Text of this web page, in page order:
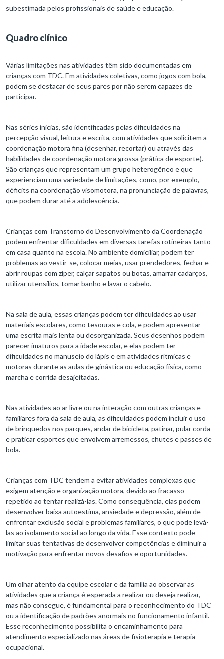
subestimada pelos profissionais de saúde e educação.
Quadro clínico
Várias limitações nas atividades têm sido documentadas em
crianças com TDC. Em atividades coletivas, como jogos com bola,
podem se destacar de seus pares por não serem capazes de
participar.
Nas séries inicias, são identificadas pelas dificuldades na
percepção visual, leitura e escrita, com atividades que solicitem a
coordenação motora fina (desenhar, recortar) ou através das
habilidades de coordenação motora grossa (prática de esporte).
São crianças que representam um grupo heterogêneo e que
experienciam uma variedade de limitações, como, por exemplo,
déficits na coordenação visomotora, na pronunciação de palavras,
que podem durar até a adolescência.
Crianças com Transtorno do Desenvolvimento da Coordenação
podem enfrentar dificuldades em diversas tarefas rotineiras tanto
em casa quanto na escola. No ambiente domiciliar, podem ter
problemas ao vestir-se, colocar meias, usar prendedores, fechar e
abrir roupas com zíper, calçar sapatos ou botas, amarrar cadarços,
utilizar utensílios, tomar banho e lavar o cabelo.
Na sala de aula, essas crianças podem ter dificuldades ao usar
materiais escolares, como tesouras e cola, e podem apresentar
uma escrita mais lenta ou desorganizada. Seus desenhos podem
parecer imaturos para a idade escolar, e elas podem ter
dificuldades no manuseio do lápis e em atividades rítmicas e
motoras durante as aulas de ginástica ou educação física, como
marcha e corrida desajeitadas.
Nas atividades ao ar livre ou na interação com outras crianças e
familiares fora da sala de aula, as dificuldades podem incluir o uso
de brinquedos nos parques, andar de bicicleta, patinar, pular corda
e praticar esportes que envolvem arremessos, chutes e passes de
bola.
Crianças com TDC tendem a evitar atividades complexas que
exigem atenção e organização motora, devido ao fracasso
repetido ao tentar realizá-las. Como consequência, elas podem
desenvolver baixa autoestima, ansiedade e depressão, além de
enfrentar exclusão social e problemas familiares, o que pode levá-
las ao isolamento social ao longo da vida. Esse contexto pode
limitar suas tentativas de desenvolver competências e diminuir a
motivação para enfrentar novos desafios e oportunidades.
Um olhar atento da equipe escolar e da família ao observar as
atividades que a criança é esperada a realizar ou deseja realizar,
mas não consegue, é fundamental para o reconhecimento do TDC
ou a identificação de padrões anormais no funcionamento infantil.
Esse reconhecimento possibilita o encaminhamento para
atendimento especializado nas áreas de fisioterapia e terapia
ocupacional.